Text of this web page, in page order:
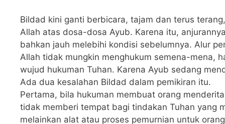
Bildad kini ganti berbicara, tajam dan terus
Allah atas dosa-dosa Ayub. Karena itu,
bahkan jauh melebihi kondisi sebelumnya. Alur
Allah tidak mungkin menghukum semena-mena,
wujud hukuman Tuhan. Karena Ayub sedang
Ada dua kesalahan Bildad dalam pemikiran itu.
Pertama, bila hukuman membuat orang
tidak memberi tempat bagi tindakan Tuhan yang
melainkan alat atau proses pemurnian untuk